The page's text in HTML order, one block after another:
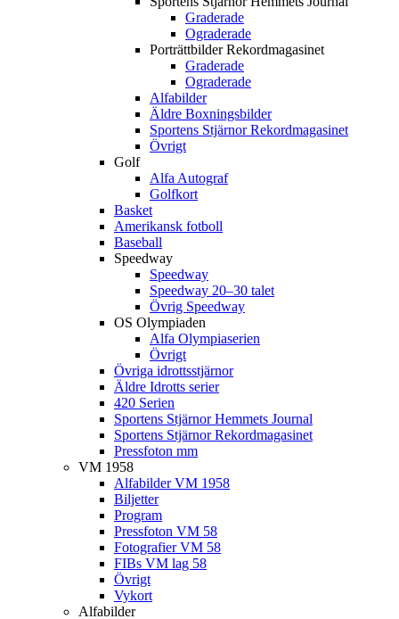
Graderade
Ograderade
Porträttbilder Rekordmagasinet
Graderade
Ograderade
Alfabilder
Äldre Boxningsbilder
Sportens Stjärnor Rekordmagasinet
Övrigt
Golf
Alfa Autograf
Golfkort
Basket
Amerikansk fotboll
Baseball
Speedway
Speedway
Speedway 20–30 talet
Övrig Speedway
OS Olympiaden
Alfa Olympiaserien
Övrigt
Övriga idrottsstjärnor
Äldre Idrotts serier
420 Serien
Sportens Stjärnor Hemmets Journal
Sportens Stjärnor Rekordmagasinet
Pressfoton mm
VM 1958
Alfabilder VM 1958
Biljetter
Program
Pressfoton VM 58
Fotografier VM 58
FIBs VM lag 58
Övrigt
Vykort
Alfabilder